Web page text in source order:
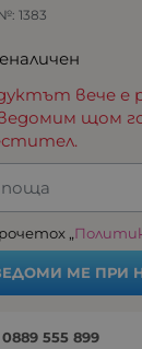
1383
вече е
щом
поща
„
МЕ ПРИ
0889 555 899